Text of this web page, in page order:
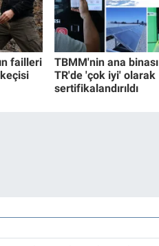
failleri
TBMM'nin ana
TR'de 'çok iyi' olarak
sertifikalandırıldı